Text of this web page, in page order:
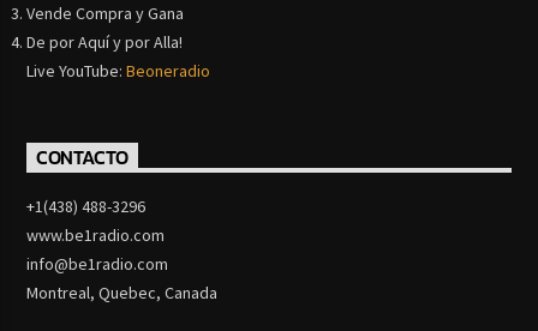
Vende Compra y Gana
De por Aquí y por Alla!
Live YouTube:Beoneradio
CONTACTO
+1(438) 488-3296
www.be1radio.com
info@be1radio.com
Montreal, Quebec, Canada